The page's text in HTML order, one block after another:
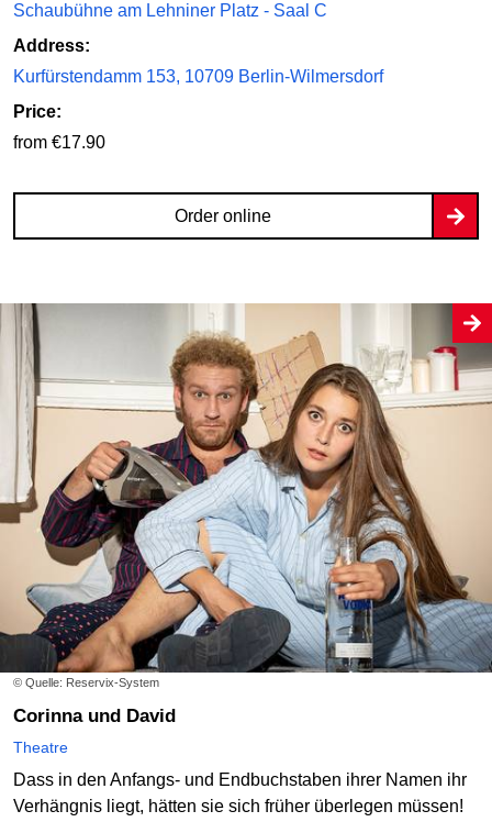
Schaubühne am Lehniner Platz - Saal C
Address:
Kurfürstendamm 153, 10709 Berlin-Wilmersdorf
Price:
from €17.90
Order online
© Quelle: Reservix-System
Corinna und David
Theatre
Dass in den Anfangs- und Endbuchstaben ihrer Namen ihr
Verhängnis liegt, hätten sie sich früher überlegen müssen!